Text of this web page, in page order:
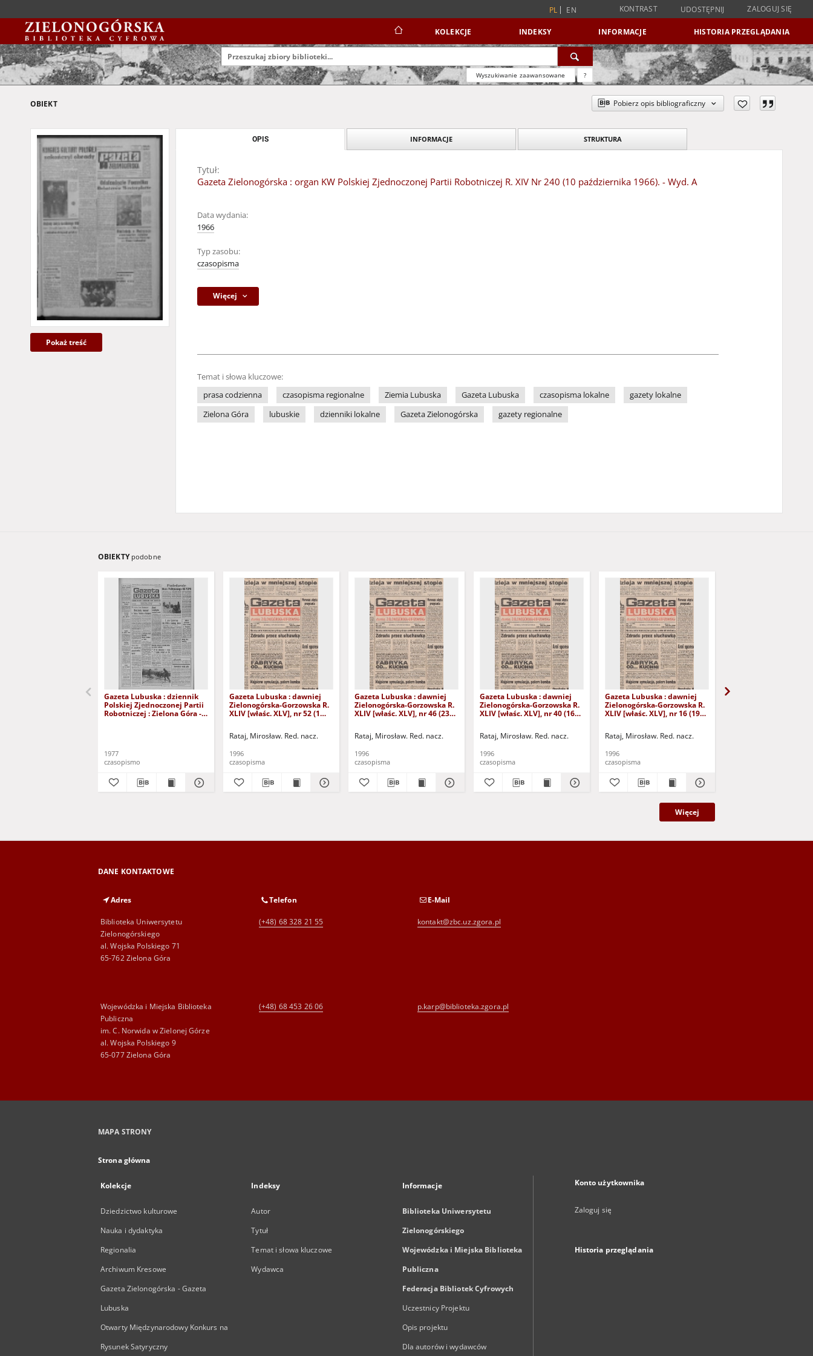
PL EN KONTRAST UDOSTĘPNIJ ZALOGUJ SIĘ
KOLEKCJE INDEKSY INFORMACJE HISTORIA PRZEGLĄDANIA
Wyszukiwanie zaawansowane ?
OBIEKT Pobierz opis bibliograficzny
Pokaż treść
OPIS INFORMACJE STRUKTURA
Tytuł:
Gazeta Zielonogórska : organ KW Polskiej Zjednoczonej Partii Robotniczej R. XIV Nr 240 (10 października 1966). - Wyd. A
Data wydania:
1966
Typ zasobu:
czasopisma
Więcej
Temat i słowa kluczowe:
prasa codzienna
czasopisma regionalne Ziemia Lubuska Gazeta Lubuska czasopisma lokalne
gazety lokalne
Zielona Góra
lubuskie dzienniki lokalne Gazeta Zielonogórska gazety regionalne
OBIEKTY podobne
Gazeta Lubuska : dziennik
Polskiej Zjednoczonej Partii
Robotniczej : Zielona Góra -
1977
czasopismo
Gazeta Lubuska : dawniej
Zielonogórska-Gorzowska R.
XLIV [właśc. XLV], nr 52 (1
Rataj, Mirosław. Red. nacz.
1996
czasopisma
Gazeta Lubuska : dawniej
Zielonogórska-Gorzowska R.
XLIV [właśc. XLV], nr 46 (23
Rataj, Mirosław. Red. nacz.
1996
czasopisma
Gazeta Lubuska : dawniej
Zielonogórska-Gorzowska R.
XLIV [właśc. XLV], nr 40 (16
Rataj, Mirosław. Red. nacz.
1996
czasopisma
Gazeta Lubuska : dawniej
Zielonogórska-Gorzowska R.
XLIV [właśc. XLV], nr 16 (19
Rataj, Mirosław. Red. nacz.
1996
czasopisma
Więcej
DANE KONTAKTOWE
Adres
Biblioteka Uniwersytetu
Zielonogórskiego
al. Wojska Polskiego 71
65-762 Zielona Góra
Telefon
(+48) 68 328 21 55
E-Mail
kontakt@zbc.uz.zgora.pl
Wojewódzka i Miejska Biblioteka
Publiczna
im. C. Norwida w Zielonej Górze
al. Wojska Polskiego 9
65-077 Zielona Góra
(+48) 68 453 26 06 p.karp@biblioteka.zgora.pl
MAPA STRONY
Strona główna
Kolekcje
Dziedzictwo kulturowe
Nauka i dydaktyka
Regionalia
Archiwum Kresowe
Gazeta Zielonogórska - Gazeta
Lubuska
Otwarty Międzynarodowy Konkurs na
Rysunek Satyryczny
Indeksy
Autor
Tytuł
Temat i słowa kluczowe
Wydawca
Informacje
Biblioteka Uniwersytetu
Zielonogórskiego
Wojewódzka i Miejska Biblioteka
Publiczna
Federacja Bibliotek Cyfrowych
Uczestnicy Projektu
Opis projektu
Dla autorów i wydawców
Konto użytkownika
Zaloguj się
Historia przeglądania